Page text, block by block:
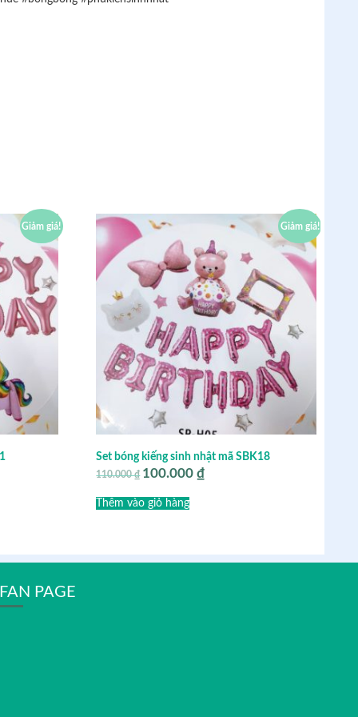
Giảm giá! Giảm giá!
Set bóng kiếng sinh nhật mã SBK18
110.000₫ Giá
là:
110.000 ₫.
100.000₫
Thêm vào giỏ hàng
FAN PAGE